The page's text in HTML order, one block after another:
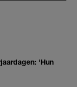
'Hun